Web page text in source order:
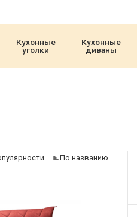
Кухонные
уголки
Кухонные
диваны
По названию